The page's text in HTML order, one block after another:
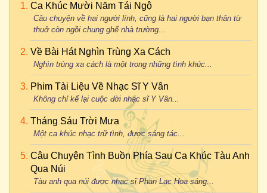
Ca Khúc Mười Năm Tái Ngộ
Câu chuyện về hai người lính, cũng là hai người bạn thân từ
thuở còn ngồi chung ghế nhà trường...
Về Bài Hát Nghìn Trùng Xa Cách
Nghìn trùng xa cách là một trong những tình khúc...
Phim Tài Liệu Về Nhạc Sĩ Y Vân
Không chỉ kể lại cuộc đời nhạc sĩ Y Vân...
Tháng Sáu Trời Mưa
Một ca khúc nhạc trữ tình, được sáng tác...
Câu Chuyện Tình Buồn Phía Sau Ca Khúc Tàu Anh
Qua Núi
Tàu anh qua núi được nhạc sĩ Phan Lạc Hoa sáng...